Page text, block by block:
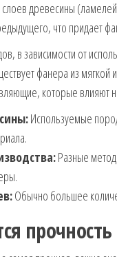
древесины
что придает
в зависимости от
фанера из
которые
Используемые
Разные
Обычно большее